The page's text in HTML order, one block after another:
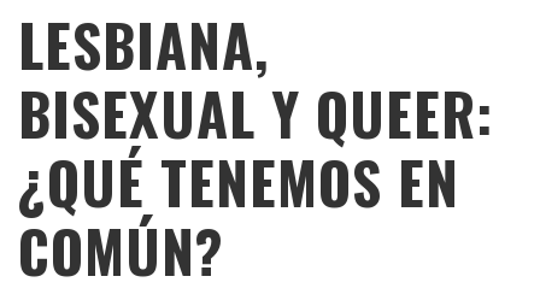
LESBIANA,
BISEXUAL Y QUEER:
¿QUÉ TENEMOS EN
COMÚN?